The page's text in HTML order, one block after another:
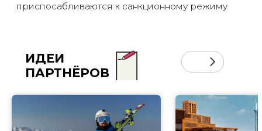
приспосабливаются к санкционному режиму
ИДЕИ
ПАРТНЁРОВ